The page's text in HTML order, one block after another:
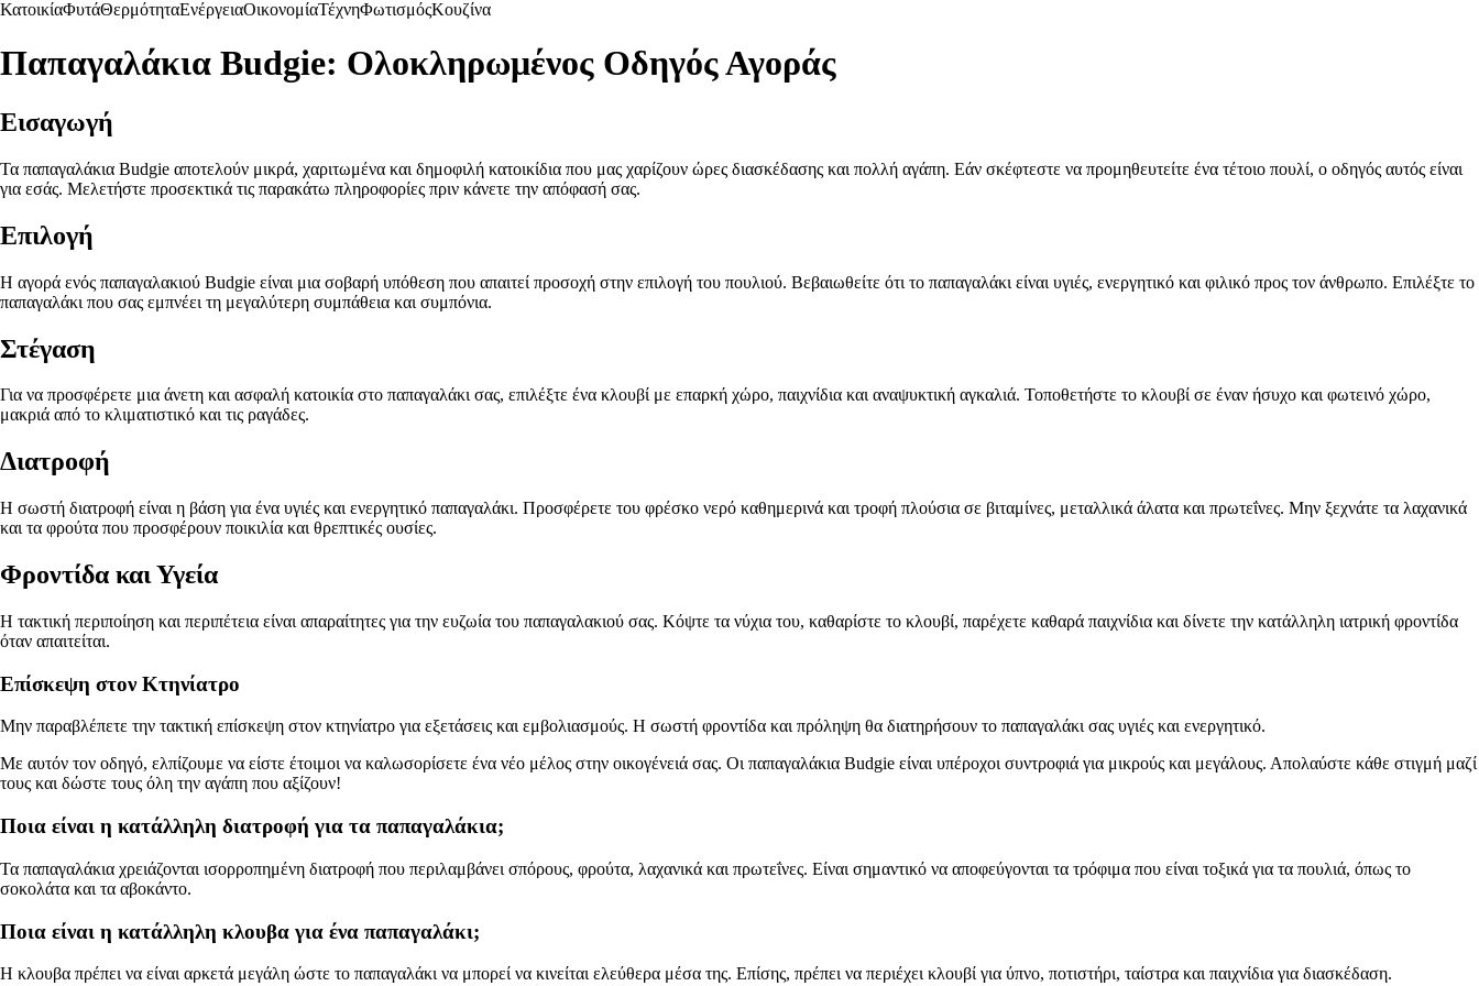
ΚατοικίαΦυτάΘερμότηταΕνέργειαΟικονομίαΤέχνηΦωτισμόςΚουζίνα
Παπαγαλάκια Budgie: Ολοκληρωμένος Οδηγός Αγοράς
Εισαγωγή
Τα παπαγαλάκια Budgie αποτελούν μικρά, χαριτωμένα και δημοφιλή κατοικίδια που μας χαρίζουν ώρες διασκέδασης και πολλή αγάπη. Εάν σκέφτεστε να προμηθευτείτε ένα τέτοιο πουλί, ο οδηγός αυτός είναι
για εσάς. Μελετήστε προσεκτικά τις παρακάτω πληροφορίες πριν κάνετε την απόφασή σας.
Επιλογή
Η αγορά ενός παπαγαλακιού Budgie είναι μια σοβαρή υπόθεση που απαιτεί προσοχή στην επιλογή του πουλιού. Βεβαιωθείτε ότι το παπαγαλάκι είναι υγιές, ενεργητικό και φιλικό προς τον άνθρωπο. Επιλέξτε το
παπαγαλάκι που σας εμπνέει τη μεγαλύτερη συμπάθεια και συμπόνια.
Στέγαση
Για να προσφέρετε μια άνετη και ασφαλή κατοικία στο παπαγαλάκι σας, επιλέξτε ένα κλουβί με επαρκή χώρο, παιχνίδια και αναψυκτική αγκαλιά. Τοποθετήστε το κλουβί σε έναν ήσυχο και φωτεινό χώρο,
μακριά από το κλιματιστικό και τις ραγάδες.
Διατροφή
Η σωστή διατροφή είναι η βάση για ένα υγιές και ενεργητικό παπαγαλάκι. Προσφέρετε του φρέσκο νερό καθημερινά και τροφή πλούσια σε βιταμίνες, μεταλλικά άλατα και πρωτεΐνες. Μην ξεχνάτε τα λαχανικά
και τα φρούτα που προσφέρουν ποικιλία και θρεπτικές ουσίες.
Φροντίδα και Υγεία
Η τακτική περιποίηση και περιπέτεια είναι απαραίτητες για την ευζωία του παπαγαλακιού σας. Κόψτε τα νύχια του, καθαρίστε το κλουβί, παρέχετε καθαρά παιχνίδια και δίνετε την κατάλληλη ιατρική φροντίδα
όταν απαιτείται.
Επίσκεψη στον Κτηνίατρο
Μην παραβλέπετε την τακτική επίσκεψη στον κτηνίατρο για εξετάσεις και εμβολιασμούς. Η σωστή φροντίδα και πρόληψη θα διατηρήσουν το παπαγαλάκι σας υγιές και ενεργητικό.
Με αυτόν τον οδηγό, ελπίζουμε να είστε έτοιμοι να καλωσορίσετε ένα νέο μέλος στην οικογένειά σας. Οι παπαγαλάκια Budgie είναι υπέροχοι συντροφιά για μικρούς και μεγάλους. Απολαύστε κάθε στιγμή μαζί
τους και δώστε τους όλη την αγάπη που αξίζουν!
Ποια είναι η κατάλληλη διατροφή για τα παπαγαλάκια;
Τα παπαγαλάκια χρειάζονται ισορροπημένη διατροφή που περιλαμβάνει σπόρους, φρούτα, λαχανικά και πρωτεΐνες. Είναι σημαντικό να αποφεύγονται τα τρόφιμα που είναι τοξικά για τα πουλιά, όπως το
σοκολάτα και τα αβοκάντο.
Ποια είναι η κατάλληλη κλουβα για ένα παπαγαλάκι;
Η κλουβα πρέπει να είναι αρκετά μεγάλη ώστε το παπαγαλάκι να μπορεί να κινείται ελεύθερα μέσα της. Επίσης, πρέπει να περιέχει κλουβί για ύπνο, ποτιστήρι, ταίστρα και παιχνίδια για διασκέδαση.